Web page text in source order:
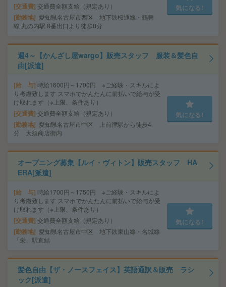
交通費 交通費全額支給（規定あり）
勤務地 愛知県名古屋市西区 地下鉄桜通線・鶴舞
線 丸の内駅 8番出口より徒歩8分
気になる!
週4～【かんざし屋wargo】販売スタッフ 服装＆髪色自
由[派遣]
給 与 時給1600円～1700円 ※ご経験・スキルによ
り考慮致します スマホでかんたんに前払いで給与が受
け取れます（※上限、条件あり）
交通費 交通費全額支給（規定あり）
勤務地 愛知県名古屋市中区 上前津駅から徒歩4
分 大須商店街内
気になる!
オープニング募集【ルイ・ヴィトン】販売スタッフ HA
ERA[派遣]
給 与 時給1700円～1750円 ※ご経験・スキルによ
り考慮致します スマホでかんたんに前払いで給与が受
け取れます（※上限、条件あり）
交通費 交通費全額支給（規定あり）
勤務地 愛知県名古屋市中区 地下鉄東山線・名城線
「栄」駅直結
気になる!
髪色自由【ザ・ノースフェイス】英語通訳＆販売 ラシ
ック[派遣]